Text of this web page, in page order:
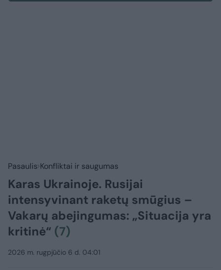
Pasaulis Konfliktai ir saugumas
Karas Ukrainoje. Rusijai
intensyvinant raketų smūgius –
Vakarų abejingumas: „Situacija yra
kritinė“ (7)
2026 m. rugpjūčio 6 d. 04:01